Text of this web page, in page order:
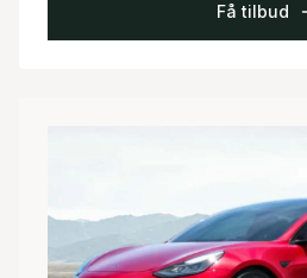
Få tilbud